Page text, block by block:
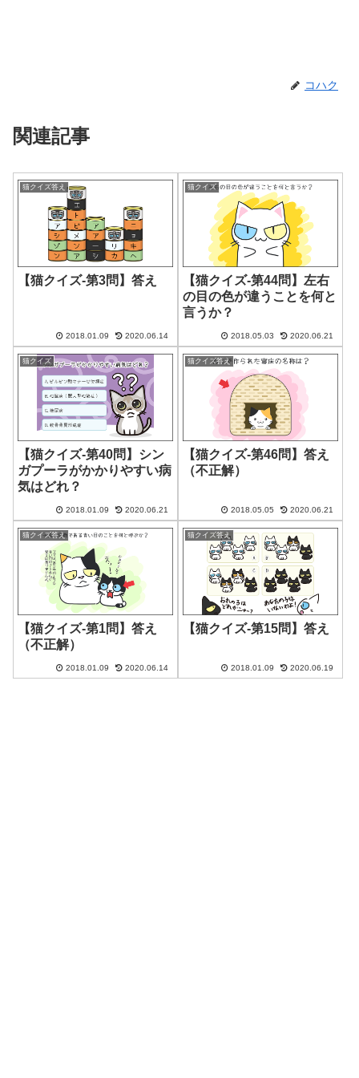
コハク
関連記事
猫クイズ答え
【猫クイズ-第3問】答え
2018.01.09 2020.06.14
猫クイズ
【猫クイズ-第44問】左右
の目の色が違うことを何と
言うか？
2018.05.03 2020.06.21
猫クイズ
【猫クイズ-第40問】シン
ガプーラがかかりやすい病
気はどれ？
2018.01.09 2020.06.21
猫クイズ答え
【猫クイズ-第46問】答え
（不正解）
2018.05.05 2020.06.21
猫クイズ答え
【猫クイズ-第1問】答え
（不正解）
2018.01.09 2020.06.14
猫クイズ答え
【猫クイズ-第15問】答え
2018.01.09 2020.06.19